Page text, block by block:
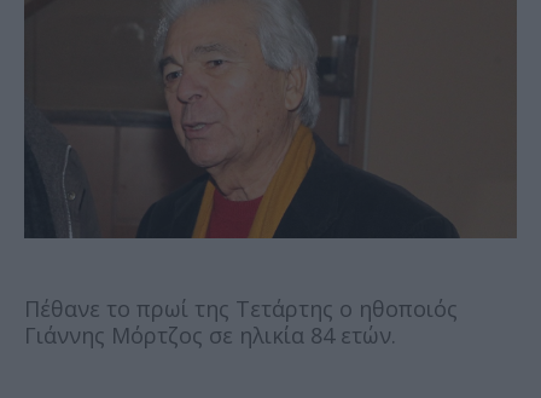
Πέθανε το πρωί της Τετάρτης ο ηθοποιός
Γιάννης Μόρτζος σε ηλικία 84 ετών.